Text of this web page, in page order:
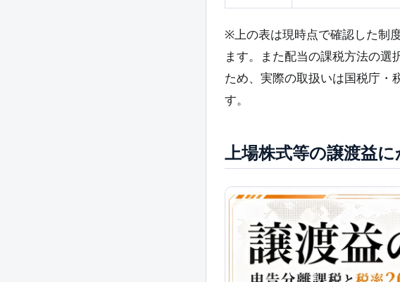
※上の表は現時点で確認した制
ます。また配当の課税方法の選
ため、実際の取扱いは国税庁・
す。
上場株式等の譲渡益